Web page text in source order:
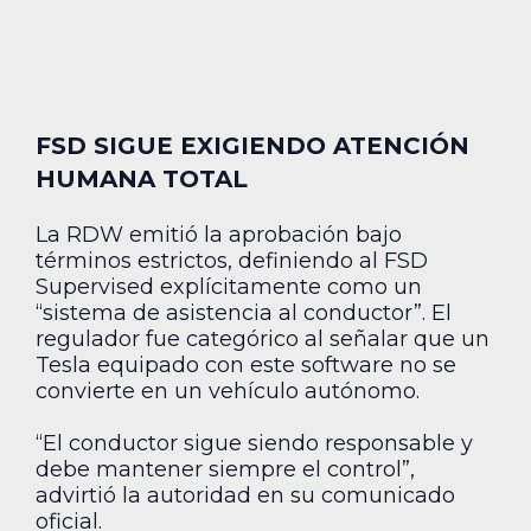
FSD SIGUE EXIGIENDO ATENCIÓN
HUMANA TOTAL
La RDW emitió la aprobación bajo
términos estrictos, definiendo al FSD
Supervised explícitamente como un
“sistema de asistencia al conductor”. El
regulador fue categórico al señalar que un
Tesla equipado con este software no se
convierte en un vehículo autónomo.
“El conductor sigue siendo responsable y
debe mantener siempre el control”,
advirtió la autoridad en su comunicado
oficial.